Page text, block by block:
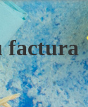
factura